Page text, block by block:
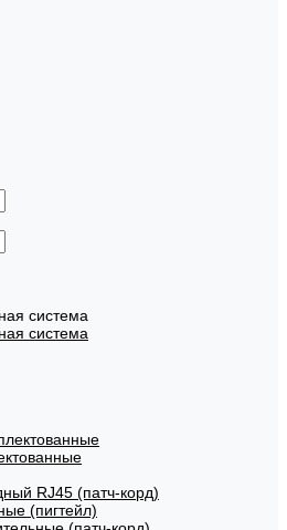
система
система
RJ45 (патч-корд)
(пигтейл)